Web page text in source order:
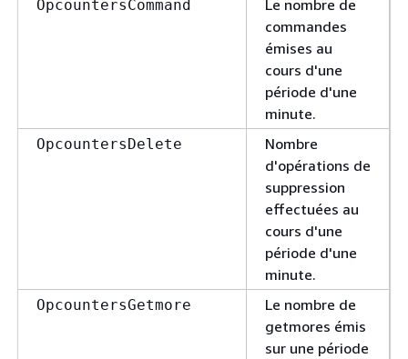
OpcountersCommand
Le nombre de
commandes
émises au
cours d'une
période d'une
minute.
OpcountersDelete
Nombre
d'opérations de
suppression
effectuées au
cours d'une
période d'une
minute.
OpcountersGetmore
Le nombre de
getmores émis
sur une période